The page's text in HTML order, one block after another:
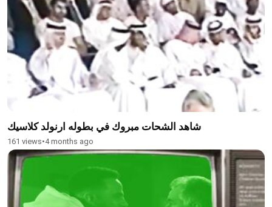
شاهد الشحات مبروك في بطوله ارنولد كلاسيك
161 views•4 months ago